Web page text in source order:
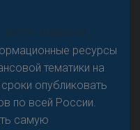
автокредитов не
компаний,
ресурсы
тематики на
опубликовать
по всей России.
самую